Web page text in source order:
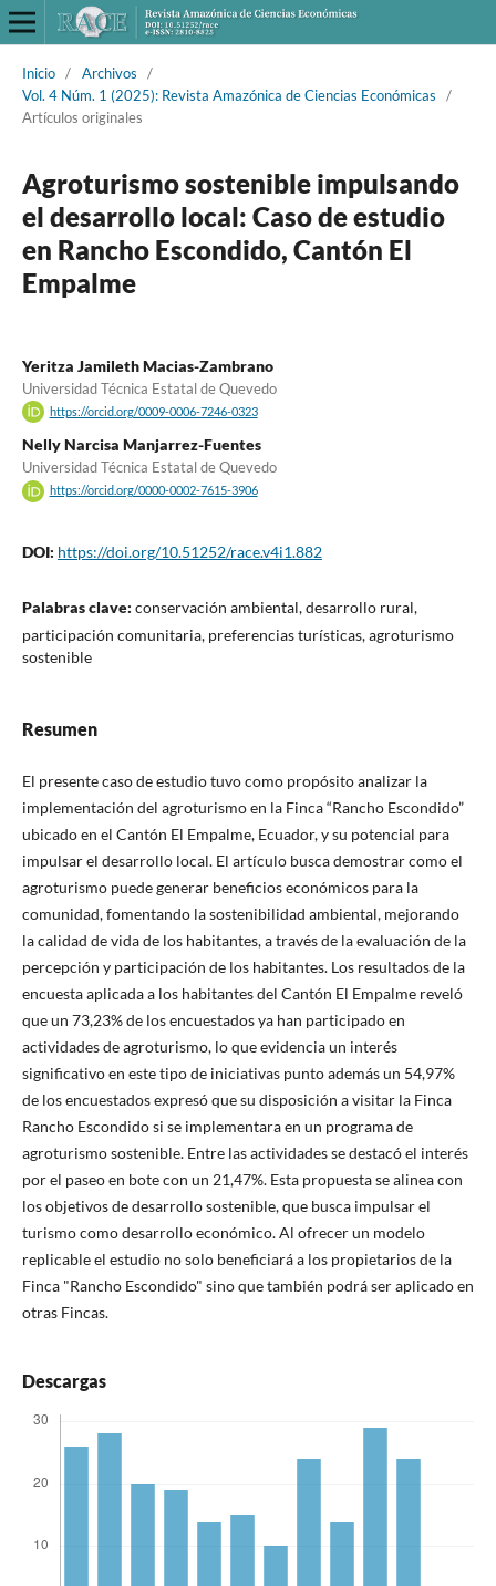
Inicio / Archivos
/
Vol. 4 Núm. 1 (2025): Revista Amazónica de Ciencias Económicas
/
Artículos originales
Agroturismo sostenible impulsando
el desarrollo local: Caso de estudio
en Rancho Escondido, Cantón El
Empalme
Yeritza Jamileth Macias-Zambrano
Universidad Técnica Estatal de Quevedo
https://orcid.org/0009-0006-7246-0323
Nelly Narcisa Manjarrez-Fuentes
Universidad Técnica Estatal de Quevedo
https://orcid.org/0000-0002-7615-3906
DOI: https://doi.org/10.51252/race.v4i1.882
Palabras clave: conservación ambiental, desarrollo rural,
participación comunitaria, preferencias turísticas, agroturismo
sostenible
Resumen
El presente caso de estudio tuvo como propósito analizar la
implementación del agroturismo en la Finca “Rancho Escondido”
ubicado en el Cantón El Empalme, Ecuador, y su potencial para
impulsar el desarrollo local. El artículo busca demostrar como el
agroturismo puede generar beneficios económicos para la
comunidad, fomentando la sostenibilidad ambiental, mejorando
la calidad de vida de los habitantes, a través de la evaluación de la
percepción y participación de los habitantes. Los resultados de la
encuesta aplicada a los habitantes del Cantón El Empalme reveló
que un 73,23% de los encuestados ya han participado en
actividades de agroturismo, lo que evidencia un interés
significativo en este tipo de iniciativas punto además un 54,97%
de los encuestados expresó que su disposición a visitar la Finca
Rancho Escondido si se implementara en un programa de
agroturismo sostenible. Entre las actividades se destacó el interés
por el paseo en bote con un 21,47%. Esta propuesta se alinea con
los objetivos de desarrollo sostenible, que busca impulsar el
turismo como desarrollo económico. Al ofrecer un modelo
replicable el estudio no solo beneficiará a los propietarios de la
Finca "Rancho Escondido" sino que también podrá ser aplicado en
otras Fincas.
Descargas